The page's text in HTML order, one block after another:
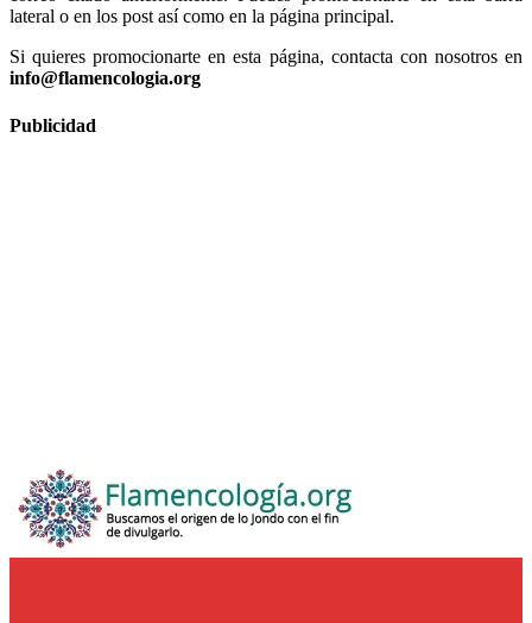
lateral o en los post así como en la página principal.
Si quieres promocionarte en esta página, contacta con nosotros en
info@flamencologia.org
Publicidad